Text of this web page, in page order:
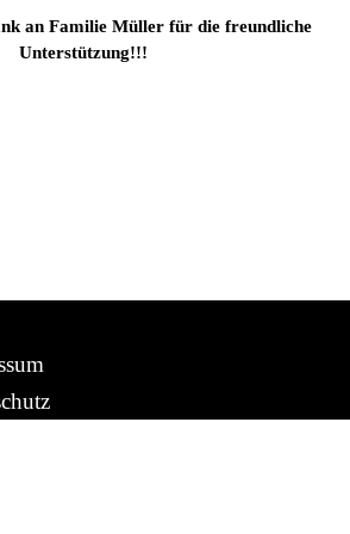
anFamilie Müller für die freundliche
Unterstützung!!!